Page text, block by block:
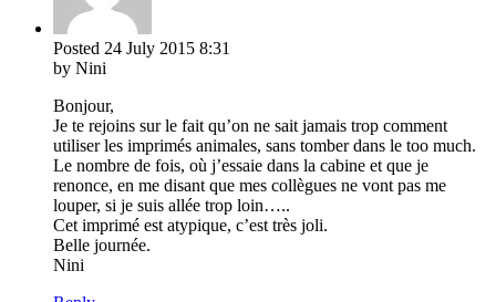
Posted 24 July 2015 8:31
by Nini
Bonjour,
Je te rejoins sur le fait qu’on ne sait jamais trop comment
utiliser les imprimés animales, sans tomber dans le too much.
Le nombre de fois, où j’essaie dans la cabine et que je
renonce, en me disant que mes collègues ne vont pas me
louper, si je suis allée trop loin…..
Cet imprimé est atypique, c’est très joli.
Belle journée.
Nini